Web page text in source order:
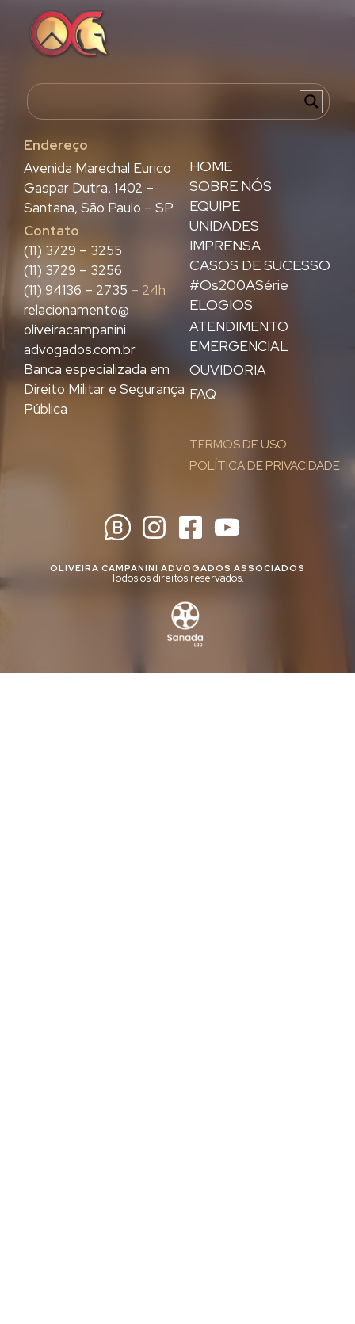
Endereço
HOME
SOBRE NÓS
EQUIPE
UNIDADES
IMPRENSA
CASOS DE SUCESSO
#Os200ASérie
ELOGIOS
ATENDIMENTO
EMERGENCIAL
OUVIDORIA
FAQ
TERMOS DE USO
POLÍTICA DE PRIVACIDADE
Avenida Marechal Eurico
Gaspar Dutra, 1402 –
Santana, São Paulo – SP
Contato
(11) 3729 – 3255
(11) 3729 – 3256
(11) 94136 – 2735 – 24h
relacionamento@
oliveiracampanini
advogados.com.br
Banca especializada em
Direito Militar e Segurança
Pública
OLIVEIRA CAMPANINI ADVOGADOS ASSOCIADOS
Todos os direitos reservados.